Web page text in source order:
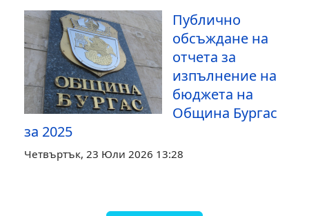
Публично
обсъждане на
отчета за
изпълнение на
бюджета на
Община Бургас
за 2025
Четвъртък, 23 Юли 2026 13:28